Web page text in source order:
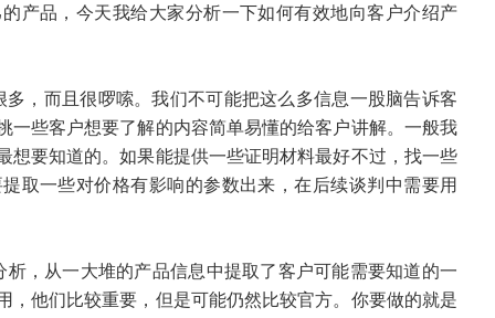
产品，今天我给大家分析一下如何有效地向客户介绍产
多，而且很啰嗦。我们不可能把这么多信息一股脑告诉客
一些客户想要了解的内容简单易懂的给客户讲解。一般我
想要知道的。如果能提供一些证明材料最好不过，找一些
取一些对价格有影响的参数出来，在后续谈判中需要用
析，从一大堆的产品信息中提取了客户可能需要知道的一
，他们比较重要，但是可能仍然比较官方。你要做的就是